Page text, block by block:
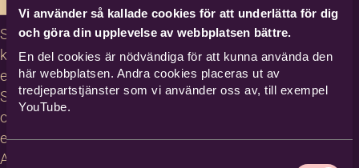
Vi använder så kallade cookies för att underlätta för dig
och göra din upplevelse av webbplatsen bättre.
En del cookies är nödvändiga för att kunna använda den
här webbplatsen. Andra cookies placeras ut av
tredjepartstjänster som vi använder oss av, till exempel
YouTube.
Samtyckesval
Studiecirklar,
kurser och
evenemang
Studiematerial
och
erbjudanden
About